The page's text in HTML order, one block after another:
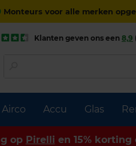
Monteurs voor alle merken
Airco Accu Glas
Klanten geven ons een 8,9
op Pirelli en 15% korting